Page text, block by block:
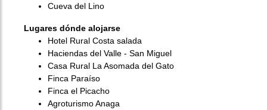
Cueva del Lino
Lugares dónde alojarse
Hotel Rural Costa salada
Haciendas del Valle - San Miguel
Casa Rural La Asomada del Gato
Finca Paraíso
Finca el Picacho
Agroturismo Anaga